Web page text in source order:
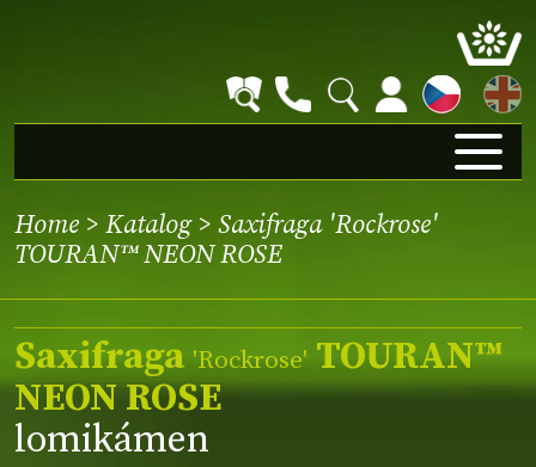
EN
Home > Katalog> Saxifraga 'Rockrose'
TOURAN™ NEON ROSE
Saxifraga 'Rockrose' TOURAN™
NEON ROSE
lomikámen